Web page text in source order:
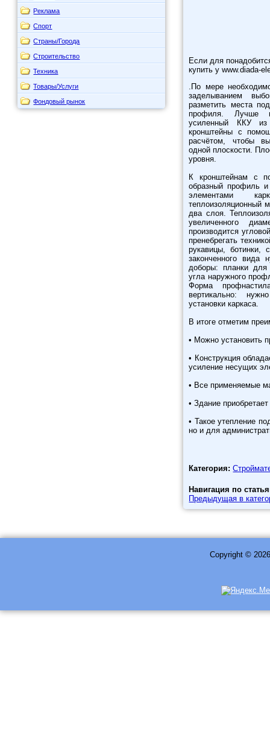
Реклама
Спорт
Страны/Города
Строительство
Техника
Товары/Услуги
Фондовый рынок
Если для
купить у www.diada-
.По мере
заделыванием
разметить места
профиля. Лучше
усиленный ККУ из
кронштейны с
расчётом, чтобы
одной плоскости.
уровня.
К кронштейнам с
образный профиль
элементами
теплоизоляционный
два слоя.
увеличенного
производится
пренебрегать
рукавицы, ботинки,
законченного вида
доборы: планки для
угла наружного
Форма
вертикально:
установки каркаса.
В итоге отметим
• Можно установить
• Конструкция
усиление несущих
• Все применяемые
• Здание
• Такое утепление
но и для
Категория:
Навигация по
Предыдущая в
Copyright ©